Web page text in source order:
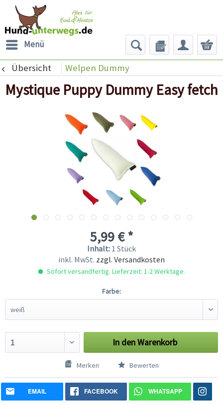
Menü
Übersicht Welpen Dummy
Mystique Puppy Dummy Easy fetch
5,99 € *
Inhalt: 1 Stück
inkl. MwSt. zzgl. Versandkosten
Sofort versandfertig. Lieferzeit: 1-2 Werktage.
Farbe:
In denWarenkorb
Merken Bewerten
EMAIL FACEBOOK WHATSAPP